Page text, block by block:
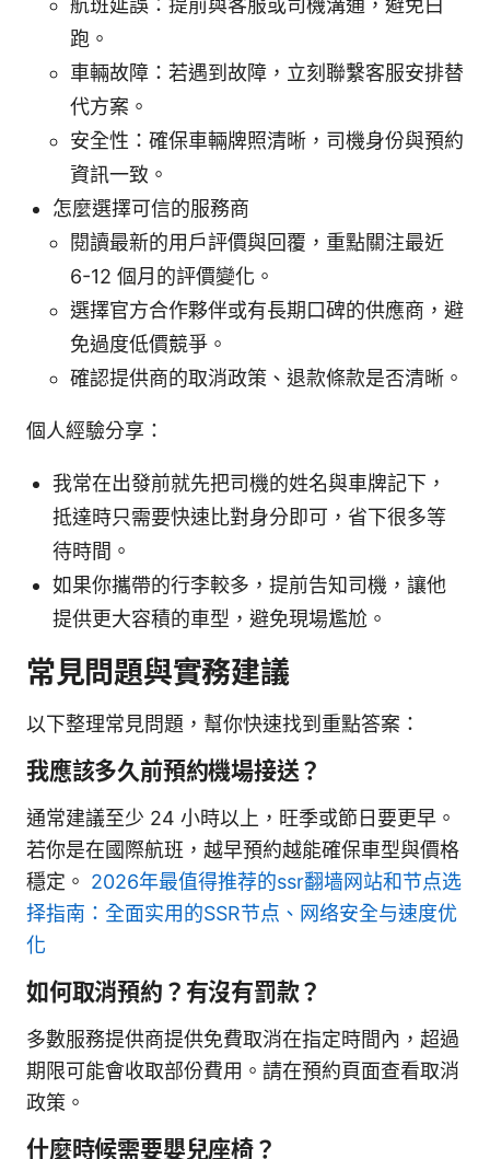
跑。
車輛故障：若遇到故障，立刻聯繫客服安排替
代方案。
安全性：確保車輛牌照清晰，司機身份與預約
資訊一致。
怎麼選擇可信的服務商
閱讀最新的用戶評價與回覆，重點關注最近
6-12 個月的評價變化。
選擇官方合作夥伴或有長期口碑的供應商，避
免過度低價競爭。
確認提供商的取消政策、退款條款是否清晰。
個人經驗分享：
我常在出發前就先把司機的姓名與車牌記下，
抵達時只需要快速比對身分即可，省下很多等
待時間。
如果你攜帶的行李較多，提前告知司機，讓他
提供更大容積的車型，避免現場尷尬。
常見問題與實務建議
以下整理常見問題，幫你快速找到重點答案：
我應該多久前預約機場接送？
通常建議至少 24 小時以上，旺季或節日要更早。
若你是在國際航班，越早預約越能確保車型與價格
穩定。 2026年最值得推荐的ssr翻墙网站和节点选
择指南：全面实用的SSR节点、网络安全与速度优
化
如何取消預約？有沒有罰款？
多數服務提供商提供免費取消在指定時間內，超過
期限可能會收取部份費用。請在預約頁面查看取消
政策。
什麼時候需要嬰兒座椅？